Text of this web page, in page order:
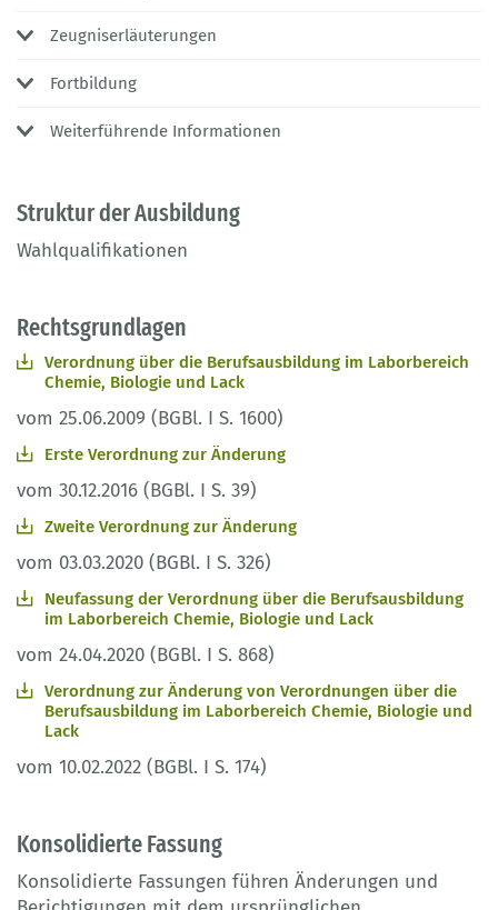
Zeugniserläuterungen
Fortbildung
Weiterführende Informationen
Struktur der Ausbildung
Wahlqualifikationen
Rechtsgrundlagen
Verordnung über die Berufsausbildung im Laborbereich
Chemie, Biologie und Lack
vom 25.06.2009 (BGBl. I S. 1600)
Erste Verordnung zur Änderung
vom 30.12.2016 (BGBl. I S. 39)
Zweite Verordnung zur Änderung
vom 03.03.2020 (BGBl. I S. 326)
Neufassung der Verordnung über die Berufsausbildung
im Laborbereich Chemie, Biologie und Lack
vom 24.04.2020 (BGBl. I S. 868)
Verordnung zur Änderung von Verordnungen über die
Berufsausbildung im Laborbereich Chemie, Biologie und
Lack
vom 10.02.2022 (BGBl. I S. 174)
Konsolidierte Fassung
Konsolidierte Fassungen führen Änderungen und